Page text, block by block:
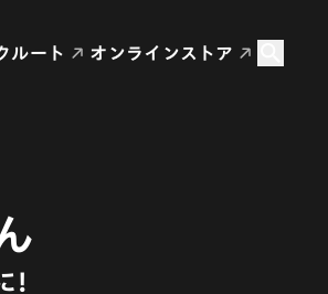
ルート オンラインストア
!